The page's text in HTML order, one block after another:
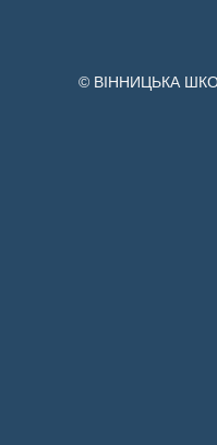
© ВІННИЦЬКА